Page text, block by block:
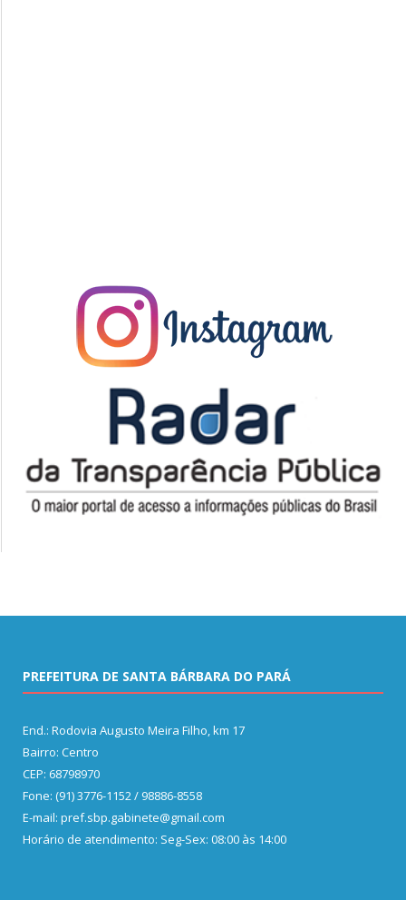
PREFEITURA DE SANTA BÁRBARA DO PARÁ
End.: Rodovia Augusto Meira Filho, km 17
Bairro: Centro
CEP: 68798970
Fone: (91) 3776-1152 / 98886-8558
E-mail: pref.sbp.gabinete@gmail.com
Horário de atendimento: Seg-Sex: 08:00 às 14:00